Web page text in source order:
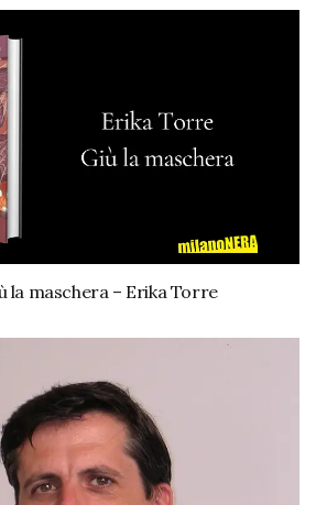
la maschera – Erika Torre